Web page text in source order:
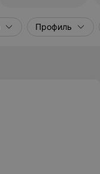
Профиль